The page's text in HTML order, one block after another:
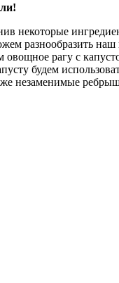
некоторые
разнообразить наш
овощное рагу с
будем
незаменимые